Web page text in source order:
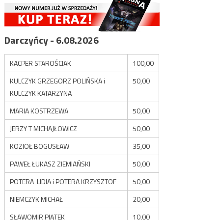
Darczyńcy - 6.08.2026
KACPER STAROŚCIAK
100,00
KULCZYK GRZEGORZ POLIŃSKA i
KULCZYK KATARZYNA
50,00
MARIA KOSTRZEWA
50,00
JERZY T MICHAJŁOWICZ
50,00
KOZIOŁ BOGUSŁAW
35,00
PAWEŁ ŁUKASZ ZIEMIAŃSKI
50,00
POTERA LIDIA i POTERA KRZYSZTOF
50,00
NIEMCZYK MICHAŁ
20,00
SŁAWOMIR PIĄTEK
10,00